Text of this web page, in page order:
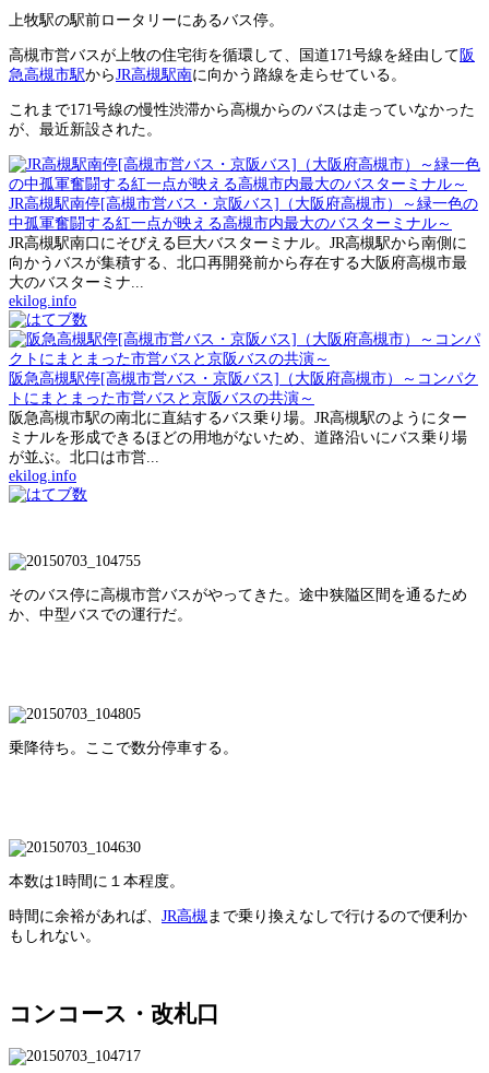
上牧駅の駅前ロータリーにあるバス停。
高槻市営バスが上牧の住宅街を循環して、国道171号線を経由して 阪
急高槻市駅からJR高槻駅南に向かう路線を走らせている。
これまで171号線の慢性渋滞から高槻からのバスは走っていなかった
が、最近新設された。
JR高槻駅南停[高槻市営バス・京阪バス]（大阪府高槻市）～緑一色の
中孤軍奮闘する紅一点が映える高槻市内最大のバスターミナル～
JR高槻駅南口にそびえる巨大バスターミナル。JR高槻駅から南側に
向かうバスが集積する、北口再開発前から存在する大阪府高槻市最
大のバスターミナ...
ekilog.info
阪急高槻駅停[高槻市営バス・京阪バス]（大阪府高槻市）～コンパク
トにまとまった市営バスと京阪バスの共演～
阪急高槻市駅の南北に直結するバス乗り場。JR高槻駅のようにター
ミナルを形成できるほどの用地がないため、道路沿いにバス乗り場
が並ぶ。北口は市営...
ekilog.info
そのバス停に高槻市営バスがやってきた。途中狭隘区間を通るため
か、中型バスでの運行だ。
乗降待ち。ここで数分停車する。
本数は1時間に１本程度。
時間に余裕があれば、 JR高槻まで乗り換えなしで行けるので便利か
もしれない。
コンコース・改札口